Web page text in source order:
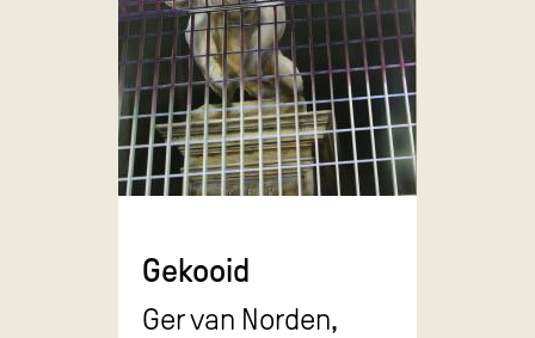
Gekooid
Ger van Norden,